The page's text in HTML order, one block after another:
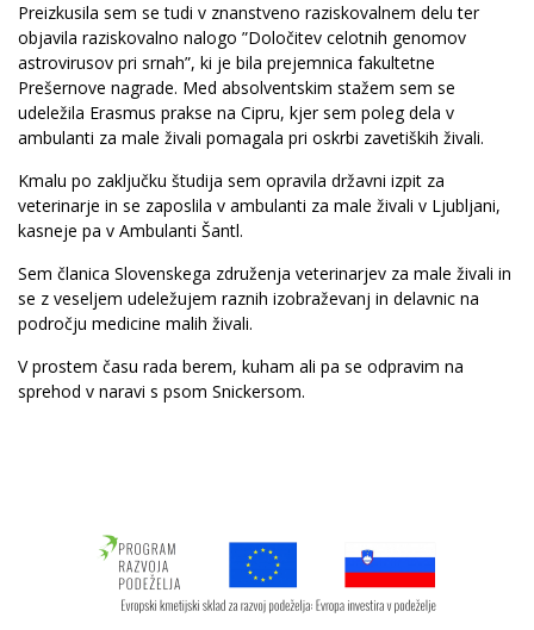
Preizkusila sem se tudi v znanstveno raziskovalnem delu ter
objavila raziskovalno nalogo ”Določitev celotnih genomov
astrovirusov pri srnah”, ki je bila prejemnica fakultetne
Prešernove nagrade. Med absolventskim stažem sem se
udeležila Erasmus prakse na Cipru, kjer sem poleg dela v
ambulanti za male živali pomagala pri oskrbi zavetiških živali.
Kmalu po zaključku študija sem opravila državni izpit za
veterinarje in se zaposlila v ambulanti za male živali v Ljubljani,
kasneje pa v Ambulanti Šantl.
Sem članica Slovenskega združenja veterinarjev za male živali in
se z veseljem udeležujem raznih izobraževanj in delavnic na
področju medicine malih živali.
V prostem času rada berem, kuham ali pa se odpravim na
sprehod v naravi s psom Snickersom.